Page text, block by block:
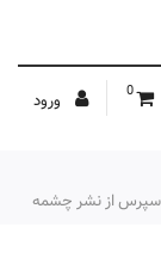
0 ورود
یاسپرس از نشر چشمه